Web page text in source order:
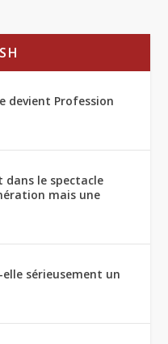
devient Profession
le spectacle
mais une
sérieusement un